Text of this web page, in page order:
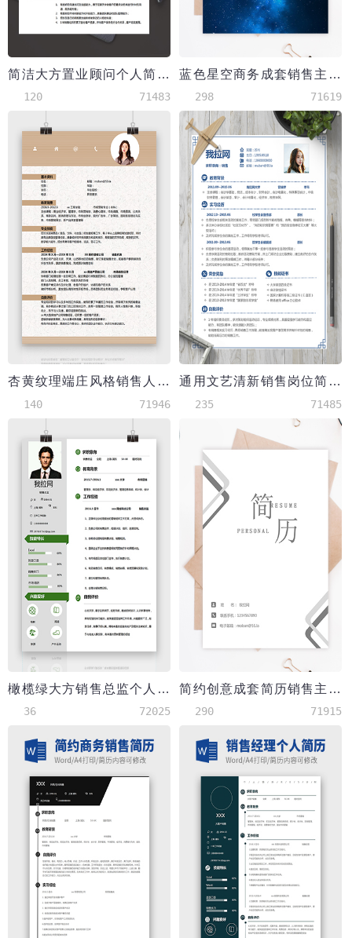
简洁大方置业顾问个人简历模板
120 71483
蓝色星空商务成套销售主管个人简历模板
298 71619
杏黄纹理端庄风格销售人员简历模板
140 71946
通用文艺清新销售岗位简历模板
235 71485
橄榄绿大方销售总监个人简历模板
36 72025
简约创意成套简历销售主管个人简历word简历模板
290 71915